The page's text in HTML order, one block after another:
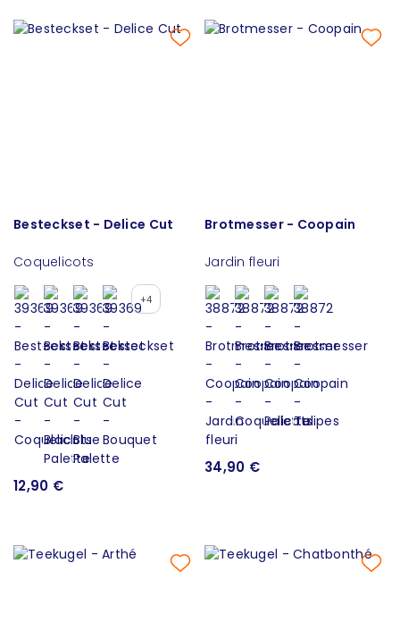
Besteckset - Delice Cut
Coquelicots
+4
12,90 €
Brotmesser - Coopain
Jardin fleuri
34,90 €